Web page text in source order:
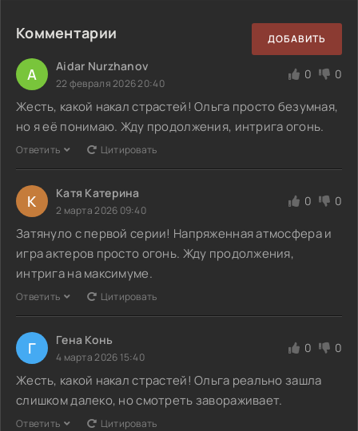
Комментарии ДОБАВИТЬ
A Aidar Nurzhanov
22 февраля 2026 20:40
0 0
Жесть, какой накал страстей! Ольга просто безумная,
но я её понимаю. Жду продолжения, интрига огонь.
Ответить Цитировать
К Катя Катерина
2 марта 2026 09:40
0 0
Затянуло с первой серии! Напряженная атмосфера и
игра актеров просто огонь. Жду продолжения,
интрига на максимуме.
Ответить Цитировать
Г Гена Конь
4 марта 2026 15:40
0 0
Жесть, какой накал страстей! Ольга реально зашла
слишком далеко, но смотреть завораживает.
Ответить Цитировать